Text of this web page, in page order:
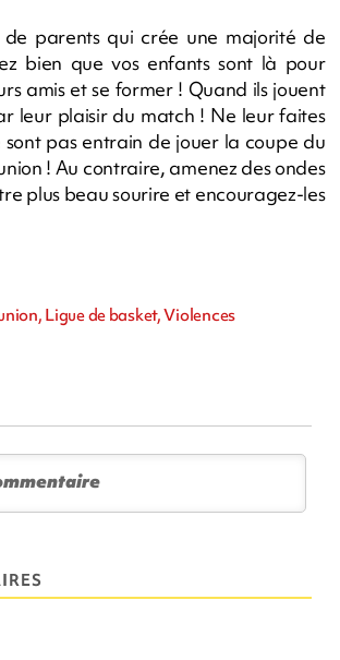
parents qui crée une majorité de
bien que vos enfants sont là pour
amis et se former ! Quand ils jouent
leur plaisir du match ! Ne leur faites
sont pas entrain de jouer la coupe du
! Au contraire, amenez des ondes
plus beau sourire et encouragez-les
Ligue de basket, Violences